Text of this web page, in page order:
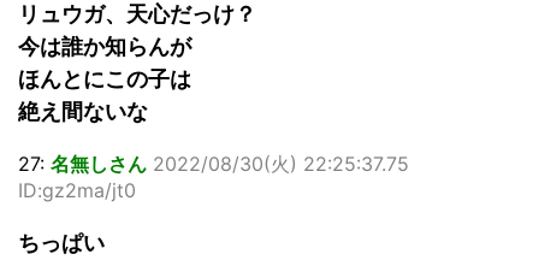
リュウガ、天心だっけ？
今は誰か知らんが
ほんとにこの子は
絶え間ないな
27: 名無しさん 2022/08/30(火) 22:25:37.75
ID:gz2ma/jt0
ちっぱい